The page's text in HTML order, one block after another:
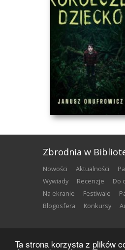
Ta strona korzysta z plików
Janusz Onufrowicz
Zbrodnia w
nowości aktualności
wywiady
recenzje
na ekranie
festiwale
blogosfera
konkursy
Copyright ©2026Zbrodnia w